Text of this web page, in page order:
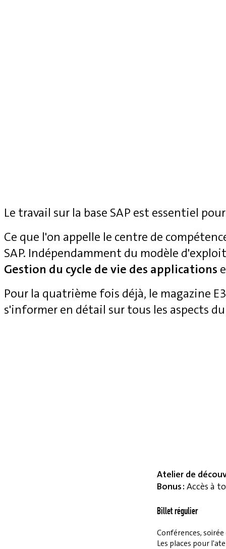
Le travail sur la base SAP est essentiel
Ce que l'on appelle le centre de
SAP. Indépendamment du modèle
Gestion du cycle de vie des applications
Pour la quatrième fois déjà, le magazine
s'informer en détail sur tous les aspects
Atelier de
Bonus : Accès à
Billet régulier
Conférences,
Les places pour